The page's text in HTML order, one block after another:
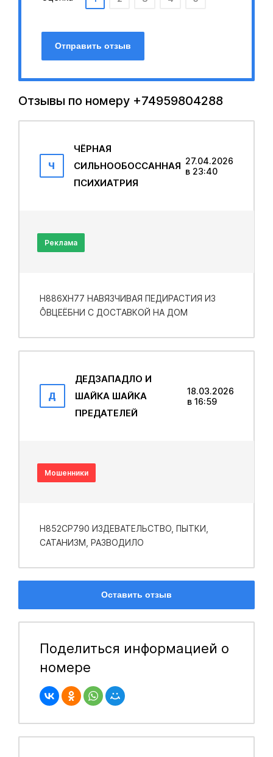
Отправить отзыв
Отзывы по номеру +74959804288
Ч
ЧЁРНАЯ
СИЛЬНООБОCCAHHАЯ
ПСИХИАТРИЯ
27.04.2026
в 23:40
Реклама
Н886ХН77 НАВЯЗЧИВАЯ ПEДИРАСТИЯ ИЗ
ÔВЦEËБНИ С ДОСТАВКОЙ НА ДОМ
Д
ДЕДЗАПАДЛО И
ШАЙКА ШАЙКА
ПРЕДАТЕЛЕЙ
18.03.2026
в 16:59
Мошенники
Н852СР790 ИЗДЕВАТЕЛЬСТВО, ПЫТКИ,
САТАНИЗМ, РАЗВОДИЛО
Оставить отзыв
Поделиться информацией о
номере